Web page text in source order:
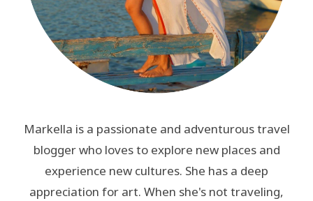
Markella is a passionate and adventurous travel
blogger who loves to explore new places and
experience new cultures. She has a deep
appreciation for art. When she's not traveling,